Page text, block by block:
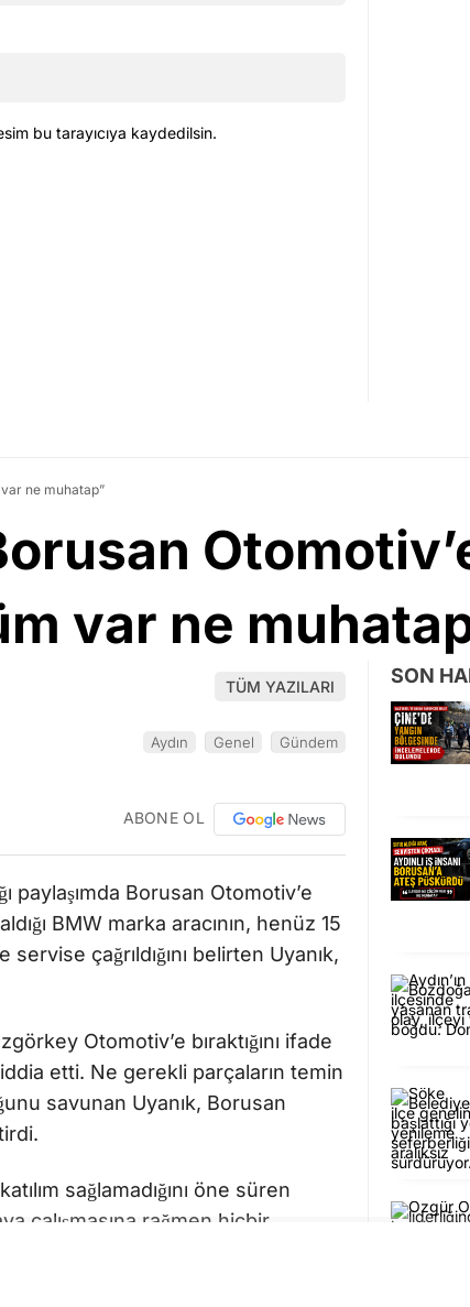
bu tarayıcıya kaydedilsin.
var ne muhatap”
var ne
TÜM YAZILARI
Aydın Genel Gündem
ABONE OL
paylaşımda Borusan Otomotiv’e
BMW marka aracının, henüz 15
çağrıldığını belirten Uyanık,
Otomotiv’e bıraktığını ifade
etti. Ne gerekli parçaların temin
savunan Uyanık, Borusan
sağlamadığını öne süren
çalışmasına rağmen hiçbir
SON